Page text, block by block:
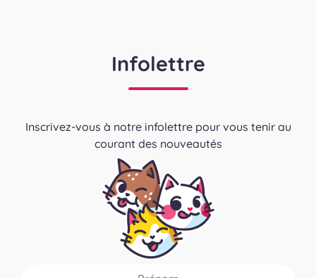
Infolettre
Inscrivez-vous à notre infolettre pour vous tenir au
courant des nouveautés